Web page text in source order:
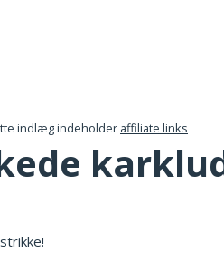
indlæg indeholder affiliate links